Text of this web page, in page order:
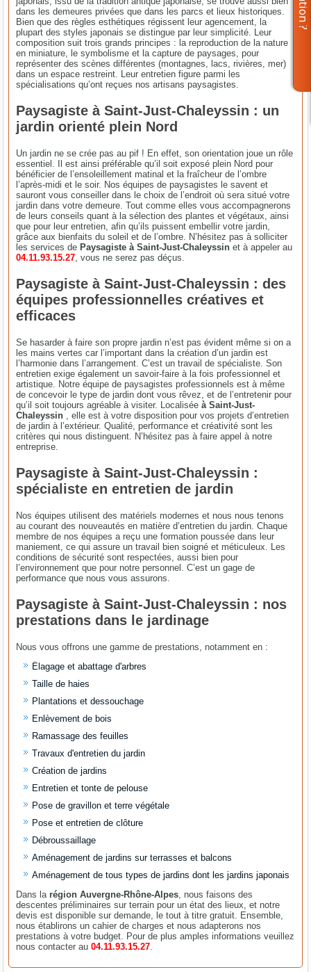
dans les demeures privées que dans les parcs et lieux historiques.
Bien que des règles esthétiques régissent leur agencement, la
plupart des styles japonais se distingue par leur simplicité. Leur
composition suit trois grands principes : la reproduction de la nature
en miniature, le symbolisme et la capture de paysages, pour
représenter des scènes différentes (montagnes, lacs, rivières, mer)
dans un espace restreint. Leur entretien figure parmi les
spécialisations qu’ont reçues nos artisans paysagistes.
Paysagiste à Saint-Just-Chaleyssin : un
jardin orienté plein Nord
Un jardin ne se crée pas au pif ! En effet, son orientation joue un rôle
essentiel. Il est ainsi préférable qu’il soit exposé plein Nord pour
bénéficier de l’ensoleillement matinal et la fraîcheur de l’ombre
l’après-midi et le soir. Nos équipes de paysagistes le savent et
sauront vous conseiller dans le choix de l’endroit où sera situé votre
jardin dans votre demeure. Tout comme elles vous accompagnerons
de leurs conseils quant à la sélection des plantes et végétaux, ainsi
que pour leur entretien, afin qu’ils puissent embellir votre jardin,
grâce aux bienfaits du soleil et de l’ombre. N’hésitez pas à solliciter
les services dePaysagiste à Saint-Just-Chaleyssinet à appeler au
04.11.93.15.27 , vous ne serez pas déçus.
Paysagiste à Saint-Just-Chaleyssin : des
équipes professionnelles créatives et
efficaces
Se hasarder à faire son propre jardin n’est pas évident même si on a
les mains vertes car l’important dans la création d’un jardin est
l’harmonie dans l’arrangement. C’est un travail de spécialiste. Son
entretien exige également un savoir-faire à la fois professionnel et
artistique. Notre équipe de paysagistes professionnels est à même
de concevoir le type de jardin dont vous rêvez, et de l’entretenir pour
qu’il soit toujours agréable à visiter. Localiséeà Saint-Just-
Chaleyssin
, elle est à votre disposition pour vos projets d’entretien
de jardin à l’extérieur. Qualité, performance et créativité sont les
critères qui nous distinguent. N’hésitez pas à faire appel à notre
entreprise.
Paysagiste à Saint-Just-Chaleyssin :
spécialiste en entretien de jardin
Nos équipes utilisent des matériels modernes et nous nous tenons
au courant des nouveautés en matière d’entretien du jardin. Chaque
membre de nos équipes a reçu une formation poussée dans leur
maniement, ce qui assure un travail bien soigné et méticuleux. Les
conditions de sécurité sont respectées, aussi bien pour
l’environnement que pour notre personnel. C’est un gage de
performance que nous vous assurons.
Paysagiste à Saint-Just-Chaleyssin : nos
prestations dans le jardinage
Nous vous offrons une gamme de prestations, notamment en :
Élagage et abattage d'arbres
Taille de haies
Plantations et dessouchage
Enlèvement de bois
Ramassage des feuilles
Travaux d'entretien du jardin
Création de jardins
Entretien et tonte de pelouse
Pose de gravillon et terre végétale
Pose et entretien de clôture
Débroussaillage
Aménagement de jardins sur terrasses et balcons
Aménagement de tous types de jardins dont les jardins japonais
Dans la région Auvergne-Rhône-Alpes , nous faisons des
descentes préliminaires sur terrain pour un état des lieux, et notre
devis est disponible sur demande, le tout à titre gratuit. Ensemble,
nous établirons un cahier de charges et nous adapterons nos
prestations à votre budget. Pour de plus amples informations veuillez
nous contacter au04.11.93.15.27